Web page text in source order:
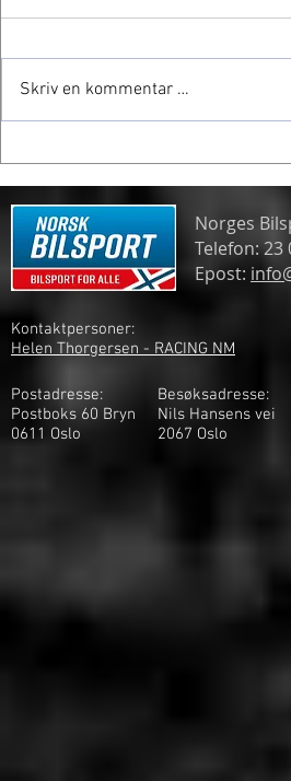
Skriv en kommentar …
Norges
Telefon: 23
Epost:
Postadresse:
Postboks 60 Bryn
0611 Oslo
Besøksadresse:
Nils Hansens vei
2067 Oslo
Kontaktpersoner:
Helen Thorgersen - RACING NM